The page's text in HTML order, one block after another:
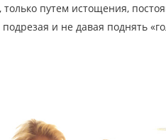
только путем истощения,
и не давая поднять